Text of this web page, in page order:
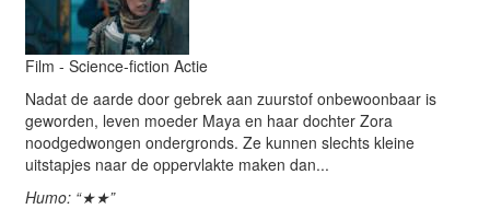
Film - Science-fiction Actie
Nadat de aarde door gebrek aan zuurstof onbewoonbaar is
geworden, leven moeder Maya en haar dochter Zora
noodgedwongen ondergronds. Ze kunnen slechts kleine
uitstapjes naar de oppervlakte maken dan...
Humo: “★★”